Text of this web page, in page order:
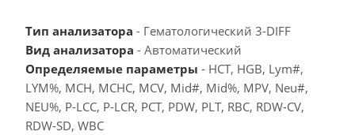
Тип анализатора - Гематологический 3-DIFF
Вид анализатора - Автоматический
Определяемые параметры - HCT, HGB, Lym#,
LYM%, MCH, MCHC, MCV, Mid#, Mid%, MPV, Neu#,
NEU%, P-LCC, P-LCR, PCT, PDW, PLT, RBC, RDW-CV,
RDW-SD, WBC